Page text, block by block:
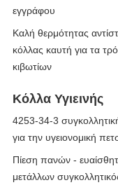
εγγράφου
Καλή θερμότητας
κόλλας καυτή για τα
κιβωτίων
Κόλλα Υγιεινής
4253-34-3
για την υγειονομική
Πίεση πανών -
μετάλλων